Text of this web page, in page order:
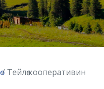
/ Тейлөө кооперативин